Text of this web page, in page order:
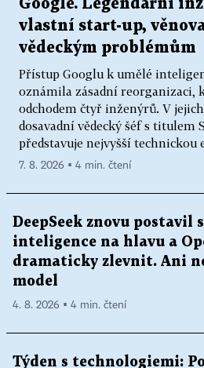
Google. Legendární
vlastní start-up,
vědeckým problémům
Přístup Googlu k umělé
oznámila zásadní reorganizaci,
odchodem čtyř inženýrů. V
dosavadní vědecký šéf s titulem
představuje nejvyšší technickou
7. 8. 2026 ▪ 4 min. čtení
DeepSeek znovu postavil
inteligence na hlavu a
dramaticky zlevnit. Ani
model
4. 8. 2026 ▪ 4 min. čtení
Týden s technologiemi: